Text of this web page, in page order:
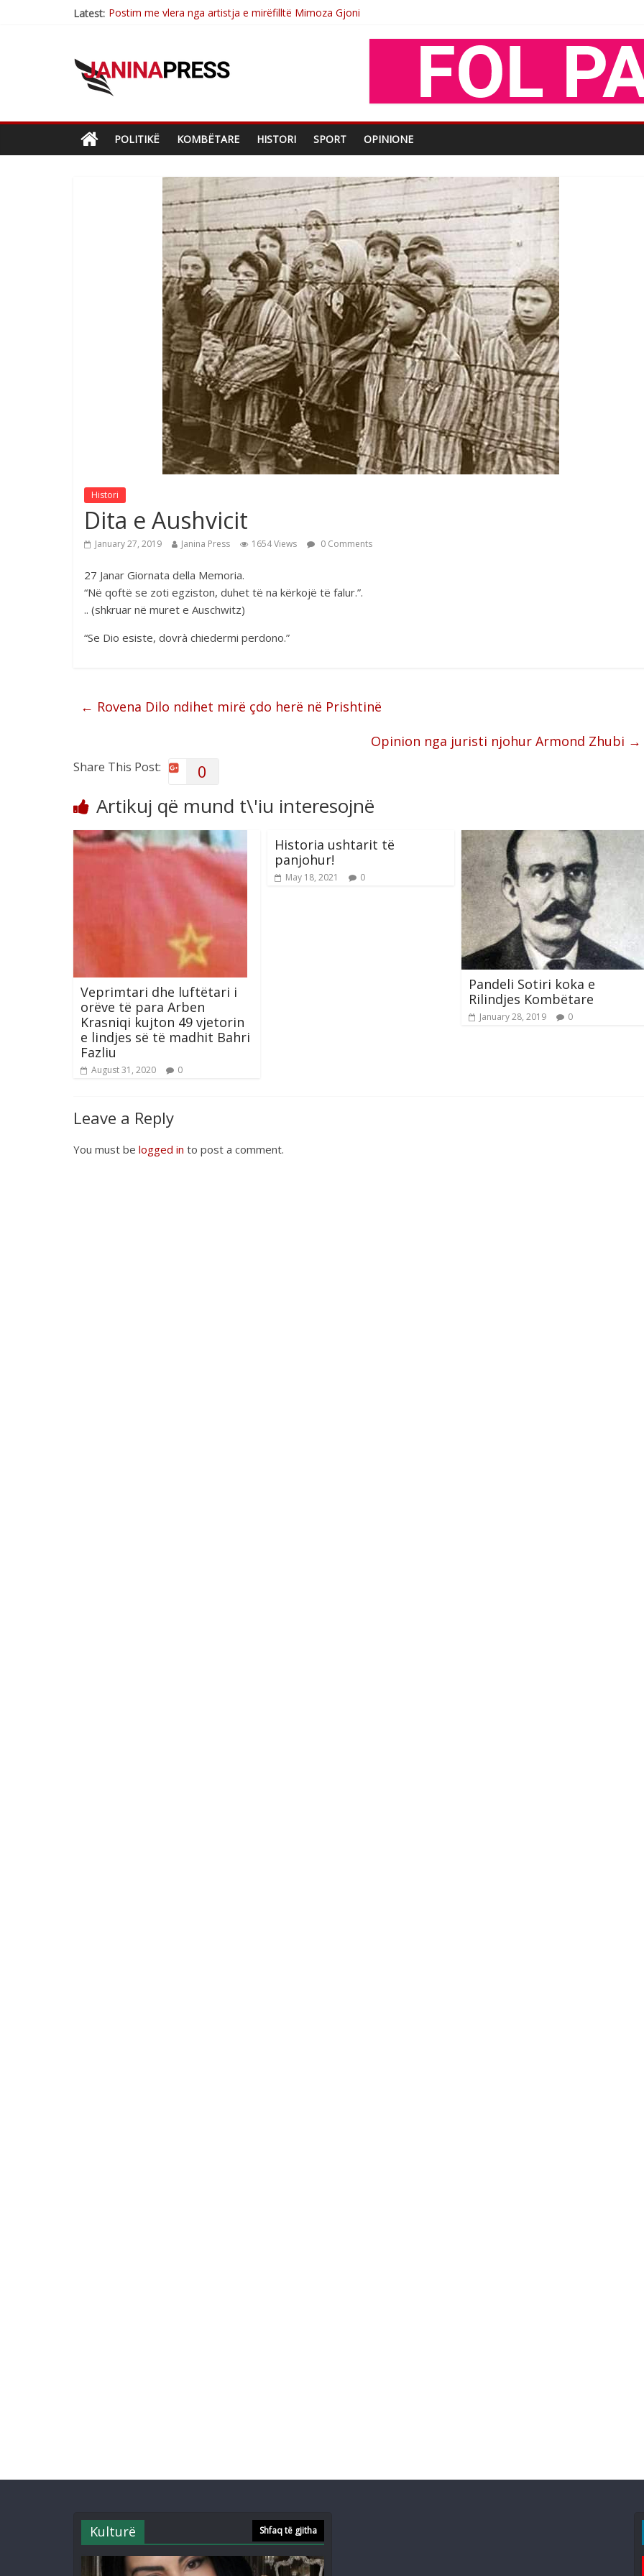
Latest: Nga poetja atdhetare Kumrie Shala -BOLL MO
Çlirimtari Mentor Mushkolaj nderohet me mirenjohje nga Xhevdet Qeriqi Dega e invalidëve në Fushë Kosovë
POLITIKË KOMBËTARE HISTORI SPORT OPINIONE
Histori
Dita e Aushvicit
January 27, 2019 Janina Press 1654 Views 0 Comments
27 Janar Giornata della Memoria.
“Në qoftë se zoti egziston, duhet të na kërkojë të falur.”.
.. (shkruar në muret e Auschwitz)
“Se Dio esiste, dovrà chiedermi perdono.”
← Rovena Dilo ndihet mirë çdo herë në Prishtinë
Opinion nga juristi njohur Armond Zhubi →
Share This Post: 0
Artikuj që mund t\'iu interesojnë
Veprimtari dhe luftëtari i
orëve të para Arben
Krasniqi kujton 49 vjetorin
e lindjes së të madhit Bahri
Fazliu
August 31, 2020 0
Historia ushtarit të
panjohur!
May 18, 2021 0
Pandeli Sotiri koka e
Rilindjes Kombëtare
January 28, 2019 0
Leave a Reply
You must be logged in to post a comment.
Kulturë Shfaq të gjitha